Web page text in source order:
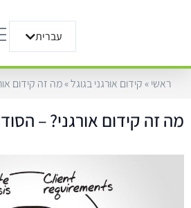
עבריתEnglish
ראשי»קידום אורגני בגוגל»מה זה קידום
מה זה קידום אורגני? –